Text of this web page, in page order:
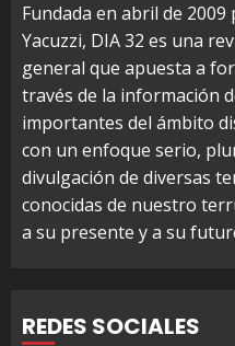
Fundada en abril de
Yacuzzi, DIA 32 es una
general que apuesta a
través de la información
importantes del ámbito
con un enfoque serio,
divulgación de diversas
conocidas de nuestro
a su presente y a su
REDES SOCIALES